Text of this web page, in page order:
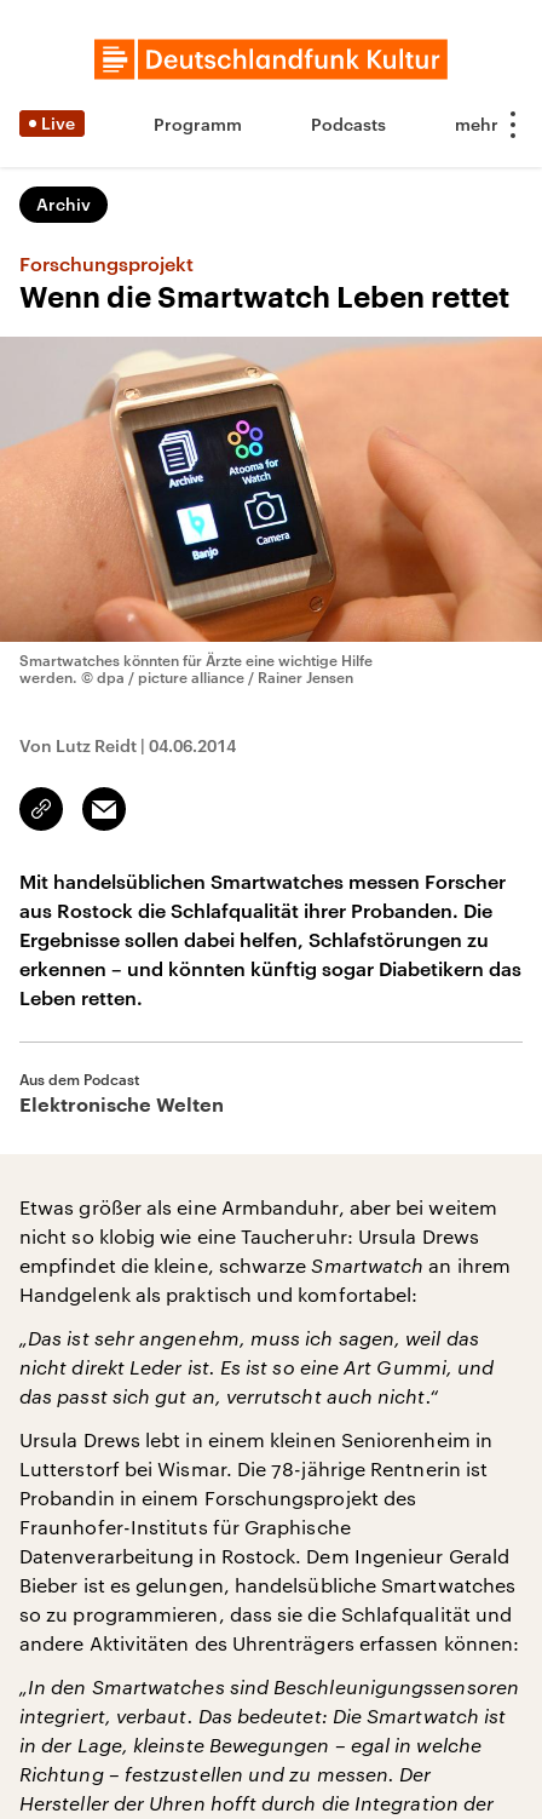
Live Programm Podcasts
Archiv
Forschungsprojekt
Wenn die Smartwatch Leben rettet
Smartwatches könnten für Ärzte eine wichtige Hilfe
werden. © dpa / picture alliance / Rainer Jensen
Von Lutz Reidt | 04.06.2014
Link
kopieren/teilen
Email
Mit handelsüblichen Smartwatches messen Forscher
aus Rostock die Schlafqualität ihrer Probanden. Die
Ergebnisse sollen dabei helfen, Schlafstörungen zu
erkennen – und könnten künftig sogar Diabetikern das
Leben retten.
Aus dem Podcast
Elektronische Welten
Etwas größer als eine Armbanduhr, aber bei weitem
nicht so klobig wie eine Taucheruhr: Ursula Drews
empfindet die kleine, schwarzeSmartwatch an ihrem
Handgelenk als praktisch und komfortabel:
„Das ist sehr angenehm, muss ich sagen, weil das
nicht direkt Leder ist. Es ist so eine Art Gummi, und
das passt sich gut an, verrutscht auch nicht.“
Ursula Drews lebt in einem kleinen Seniorenheim in
Lutterstorf bei Wismar. Die 78-jährige Rentnerin ist
Probandin in einem Forschungsprojekt des
Fraunhofer-Instituts für Graphische
Datenverarbeitung in Rostock. Dem Ingenieur Gerald
Bieber ist es gelungen, handelsübliche Smartwatches
so zu programmieren, dass sie die Schlafqualität und
andere Aktivitäten des Uhrenträgers erfassen können:
„In den Smartwatches sind Beschleunigungssensoren
integriert, verbaut. Das bedeutet: Die Smartwatch ist
in der Lage, kleinste Bewegungen – egal in welche
Richtung – festzustellen und zu messen. Der
Hersteller der Uhren hofft durch die Integration der